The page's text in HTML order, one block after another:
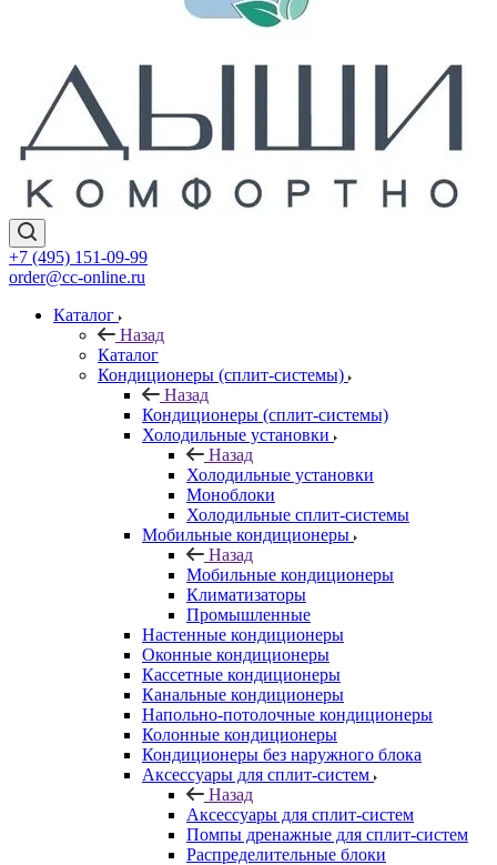
+7 (495) 151-09-99
order@cc-online.ru
Каталог
Назад
Каталог
Кондиционеры (сплит-системы)
Назад
Кондиционеры (сплит-системы)
Холодильные установки
Назад
Холодильные установки
Моноблоки
Холодильные сплит-системы
Мобильные кондиционеры
Назад
Мобильные кондиционеры
Климатизаторы
Промышленные
Настенные кондиционеры
Оконные кондиционеры
Кассетные кондиционеры
Канальные кондиционеры
Напольно-потолочные кондиционеры
Колонные кондиционеры
Кондиционеры без наружного блока
Аксессуары для сплит-систем
Назад
Аксессуары для сплит-систем
Помпы дренажные для сплит-систем
Распределительные блоки